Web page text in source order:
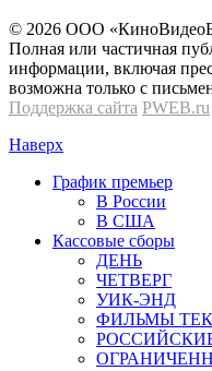
© 2026 OOО
Полная или частичная
информации, включая
возможна только с
Поддержка сайта PWEB.ru
Наверх
График премьер
В России
В США
Кассовые сборы
ДЕНЬ
ЧЕТВЕРГ
УИК-ЭНД
ФИЛЬМЫ